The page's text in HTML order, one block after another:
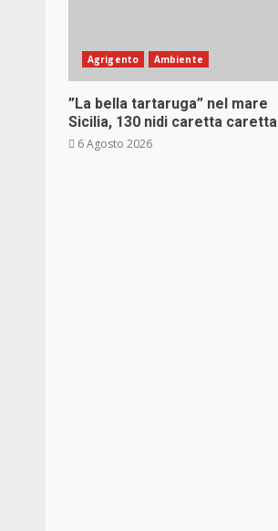
Agrigento Ambiente
”La bella tartaruga” nel mare
Sicilia, 130 nidi caretta caretta
6 Agosto 2026